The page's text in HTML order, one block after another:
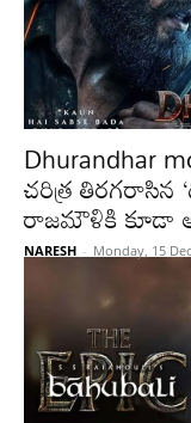
Dhurandhar
చరిత్ర తిరగరాసిన
రాజమౌళికి కూడా
NARESH - Monday, 15